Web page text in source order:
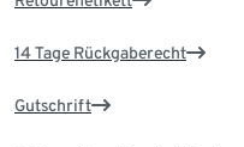
14 Tage Rückgaberecht
Gutschrift